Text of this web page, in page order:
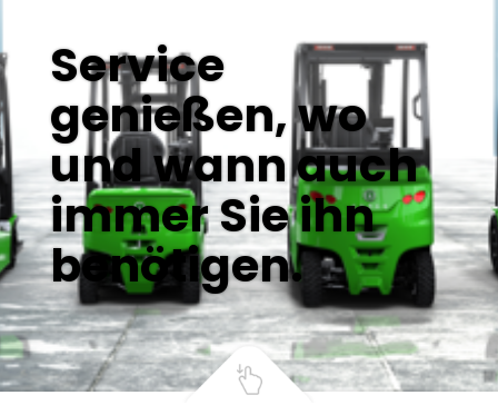
Service
genießen, wo
und wann auch
immer Sie ihn
benötigen.